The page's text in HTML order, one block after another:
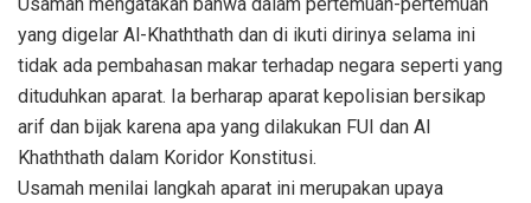
yang digelar Al-Khaththath dan di ikuti dirinya selama ini
tidak ada pembahasan makar terhadap negara seperti yang
dituduhkan aparat. Ia berharap aparat kepolisian bersikap
arif dan bijak karena apa yang dilakukan FUI dan Al
Khaththath dalam Koridor Konstitusi.
Usamah menilai langkah aparat ini merupakan upaya